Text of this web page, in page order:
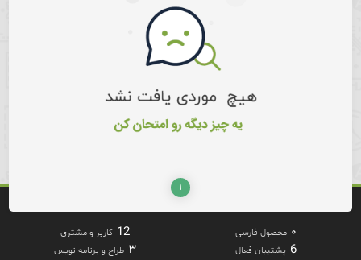
۱
۰ محصول فارسی 12 کاربر و مشتری
6 پشتیبان فعال ۳ طراح و برنامه نویس